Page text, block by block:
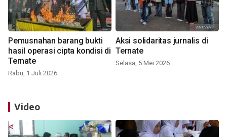
Pemusnahan barang bukti
hasil operasi cipta kondisi di
Ternate
Rabu, 1 Juli 2026
Aksi solidaritas jurnalis di
Ternate
Selasa, 5 Mei 2026
Video